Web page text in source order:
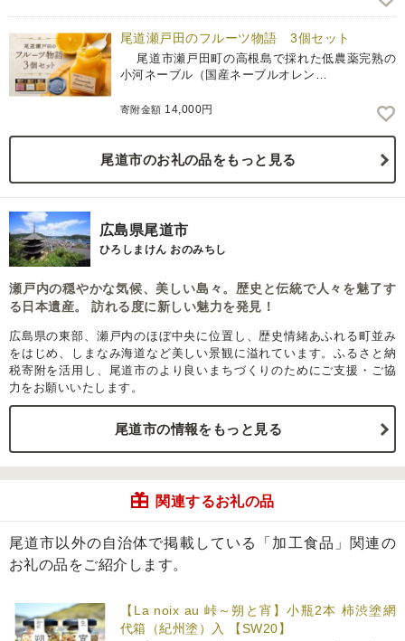
尾道瀬戸田のフルーツ物語 3個セット
尾道市瀬戸田町の高根島で採れた低農薬完熟の
小河ネーブル（国産ネーブルオレン…
寄附金額 14,000円
尾道市のお礼の品をもっと見る
広島県尾道市
ひろしまけん おのみちし
瀬戸内の穏やかな気候、美しい島々。歴史と伝統で人々を魅了す
る日本遺産。 訪れる度に新しい魅力を発見！
広島県の東部、瀬戸内のほぼ中央に位置し、歴史情緒あふれる町並み
をはじめ、しまなみ海道など美しい景観に溢れています。ふるさと納
税寄附を活用し、尾道市のより良いまちづくりのためにご支援・ご協
力をお願いいたします。
尾道市の情報をもっと見る
関連するお礼の品
尾道市以外の自治体で掲載している「加工食品」関連の
お礼の品をご紹介します。
【La noix au 峠～朔と宵】小瓶2本 柿渋塗網
代箱（紀州塗）入 【SW20】